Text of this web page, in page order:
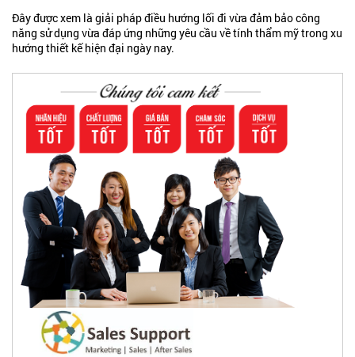
Đây được xem là giải pháp điều hướng lối đi vừa đảm bảo công
năng sử dụng vừa đáp ứng những yêu cầu về tính thẩm mỹ trong xu
hướng thiết kế hiện đại ngày nay.